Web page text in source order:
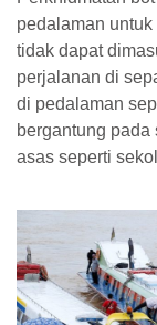
pedalaman
tidak dapat
perjalanan di
di pedalaman
bergantung
asas seperti